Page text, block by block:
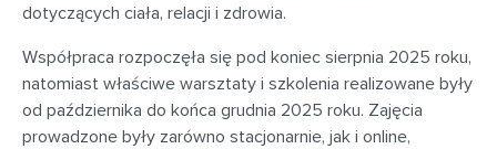
dotyczących ciała, relacji i zdrowia.
Współpraca rozpoczęła się pod koniec sierpnia 2025 roku,
natomiast właściwe warsztaty i szkolenia realizowane były
od października do końca grudnia 2025 roku. Zajęcia
prowadzone były zarówno stacjonarnie, jak i online,